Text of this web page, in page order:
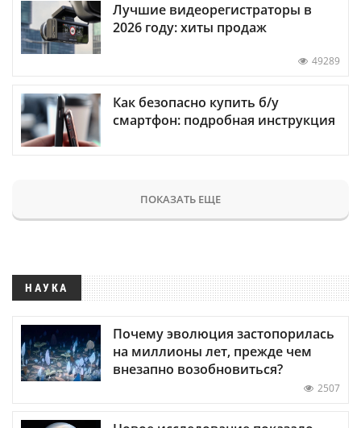
Лучшие видеорегистраторы в
2026 году: хиты продаж
49289
Как безопасно купить б/у
смартфон: подробная инструкция
ПОКАЗАТЬ ЕЩЕ
НАУКА
Почему эволюция застопорилась
на миллионы лет, прежде чем
внезапно возобновиться?
2507